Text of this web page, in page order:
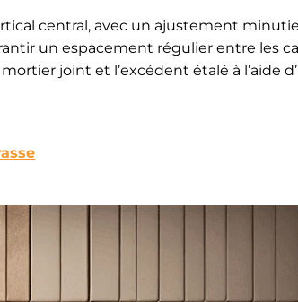
central, avec un ajustement
un espacement régulier entre les
joint et l’excédent étalé à l’aide